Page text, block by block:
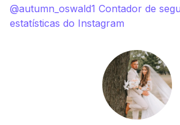
@autumn_oswald1 Contador de
estatísticas do Instagram